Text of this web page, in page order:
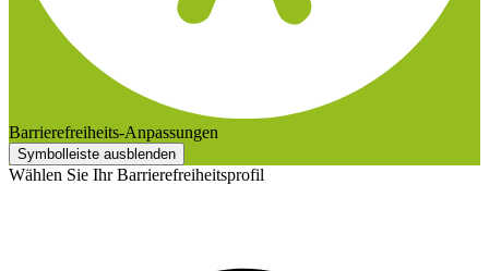
Barrierefreiheits-Anpassungen
Symbolleiste ausblenden
Wählen Sie Ihr Barrierefreiheitsprofil